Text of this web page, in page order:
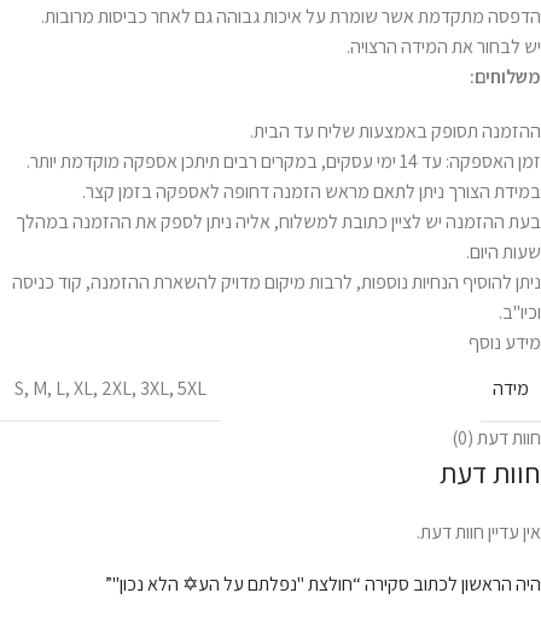
הדפסה מתקדמת אשר שומרת על איכות גבוהה גם לאחר כביסות מרובות.
יש לבחור את המידה הרצויה.
משלוחים:
ההזמנה תסופק באמצעות שליח עד הבית.
זמן האספקה: עד 14 ימי עסקים, במקרים רבים תיתכן אספקה מוקדמת יותר.
במידת הצורך ניתן לתאם מראש הזמנה דחופה לאספקה בזמן קצר.
בעת ההזמנה יש לציין כתובת למשלוח, אליה ניתן לספק את ההזמנה במהלך
שעות היום.
ניתן להוסיף הנחיות נוספות, לרבות מיקום מדויק להשארת ההזמנה, קוד כניסה
וכיו"ב.
מידע נוסף
מידה
S, M, L,XL, 2XL, 3XL,5XL
חוות דעת (0)
חוות דעת
אין עדיין חוות דעת.
היה הראשון לכתוב סקירה “חולצת "נפלתם על הע✡ הלא נכון"”